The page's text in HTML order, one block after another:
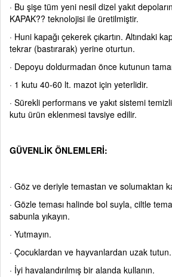
· Bu şişe tüm yeni nesil dizel yakıt
KAPAK?? teknolojisi ile üretilmiştir.
· Huni kapağı çekerek çıkartın. Altındaki
tekrar (bastırarak) yerine oturtun.
· Depoyu doldurmadan önce kutunun
· 1 kutu 40-60 lt. mazot için yeterlidir.
· Sürekli performans ve yakıt sistemi
kutu ürün eklenmesi tavsiye edilir.
GÜVENLİK ÖNLEMLERİ:
· Göz ve deriyle temastan ve solumaktan
· Gözle teması halinde bol suyla, ciltle
sabunla yıkayın.
· Yutmayın.
· Çocuklardan ve hayvanlardan uzak tutun.
· İyi havalandırılmış bir alanda kullanın.